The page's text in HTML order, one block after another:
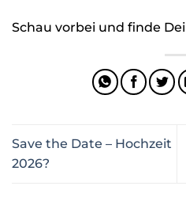
Schau vorbei und finde
Save the Date – Hochzeit
2026?